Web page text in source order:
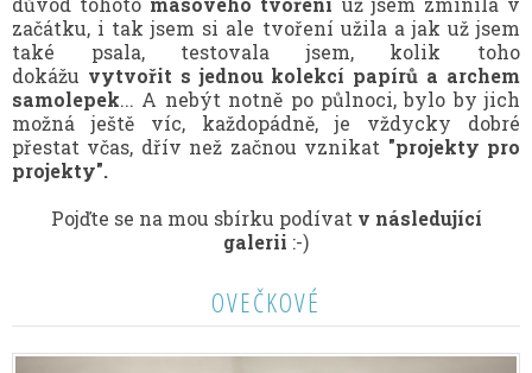
začátku, i tak jsem si ale tvoření užila a jak už jsem
také psala, testovala jsem, kolik toho
dokážu vytvořit s jednou kolekcí papírů a archem
samolepek... A nebýt notně po půlnoci, bylo by jich
možná ještě víc, každopádně, je vždycky dobré
přestat včas, dřív než začnou vznikat "projekty pro
projekty".
Pojďte se na mou sbírku podívat v následující
galerii :-)
OVEČKOVÉ